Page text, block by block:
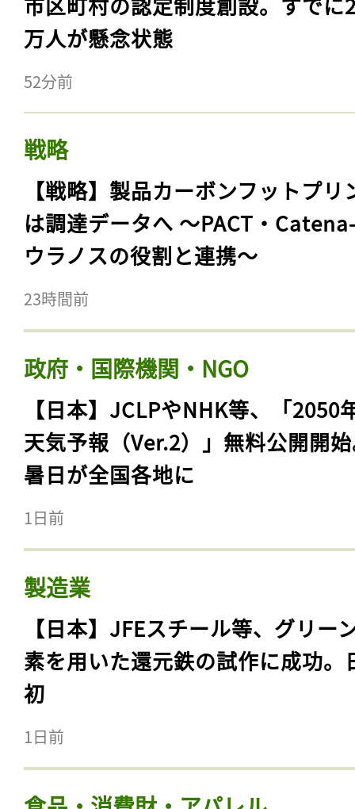
万人が懸念状態
52分前
戦略
【戦略】製品カーボンフットプリ
は調達データへ 〜PACT・
ウラノスの役割と連携〜
23時間前
政府・国際機関・NGO
【日本】JCLPやNHK等、「2050
天気予報（Ver.2）」無料公開開
暑日が全国各地に
1日前
製造業
【日本】JFEスチール等、グリー
素を用いた還元鉄の試作に成功。
初
1日前